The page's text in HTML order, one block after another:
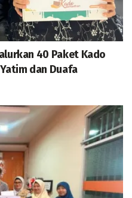
40 Paket Kado
dan Duafa